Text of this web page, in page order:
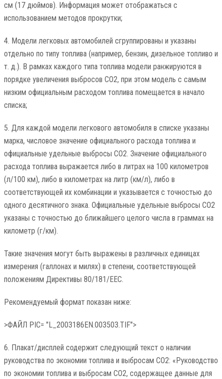
см (17 дюймов). Информация может отображаться с
использованием методов прокрутки;
4. Модели легковых автомобилей сгруппированы и указаны
отдельно по типу топлива (например, бензин, дизельное топливо и
т. д.). В рамках каждого типа топлива модели ранжируются в
порядке увеличения выбросов CO2, при этом модель с самым
низким официальным расходом топлива помещается в начало
списка;
5. Для каждой модели легкового автомобиля в списке указаны
марка, числовое значение официального расхода топлива и
официальные удельные выбросы CO2. Значение официального
расхода топлива выражается либо в литрах на 100 километров
(л/100 км), либо в километрах на литр (км/л), либо в
соответствующей их комбинации и указывается с точностью до
одного десятичного знака. Официальные удельные выбросы CO2
указаны с точностью до ближайшего целого числа в граммах на
километр (г/км).
Такие значения могут быть выражены в различных единицах
измерения (галлонах и милях) в степени, соответствующей
положениям Директивы 80/181/ЕЕС.
Рекомендуемый формат показан ниже:
>ФАЙЛ PIC= "L_2003186EN.003503.TIF">
6. Плакат/дисплей содержит следующий текст о наличии
руководства по экономии топлива и выбросам CO2: «Руководство
по экономии топлива и выбросам CO2, содержащее данные для